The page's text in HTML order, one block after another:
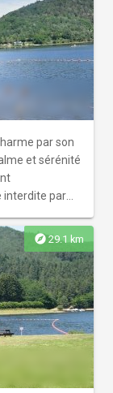
par son
et sérénité
interdite par
explore29.1 km